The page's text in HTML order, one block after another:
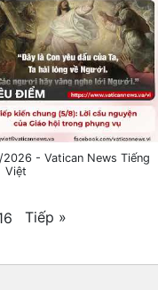
- Vatican News Tiếng
Việt
Tiếp »